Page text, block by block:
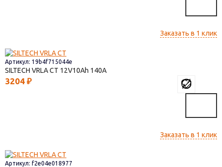
Заказать в 1 клик
Артикул: 19b4f715044e
SILTECH VRLA СТ 12V10 140
3204 ₽
Заказать в 1 клик
Артикул: f2e04e018977